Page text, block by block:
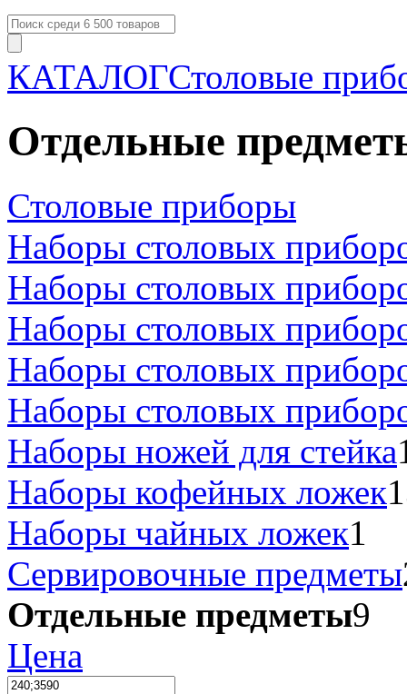
КАТАЛОГСтоловые
Отдельные
Столовые приборы
Наборы столовых
Наборы столовых
Наборы столовых
Наборы столовых
Наборы столовых
Наборы ножей для стейка
Наборы кофейных ложек
Наборы чайных ложек1
Сервировочные предметы
Отдельные предметы9
Цена